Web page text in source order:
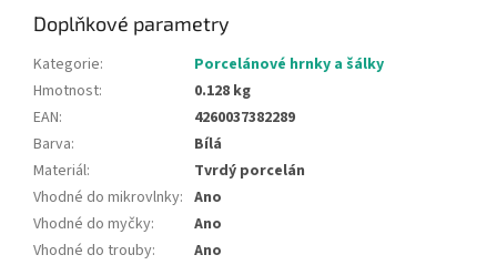
Doplňkové parametry
Kategorie:
Porcelánové hrnky a šálky
Hmotnost:
0.128 kg
EAN:
4260037382289
Barva:
Bílá
Materiál:
Tvrdý porcelán
Vhodné do mikrovlnky: Ano
Vhodné do myčky:
Ano
Vhodné do trouby:
Ano